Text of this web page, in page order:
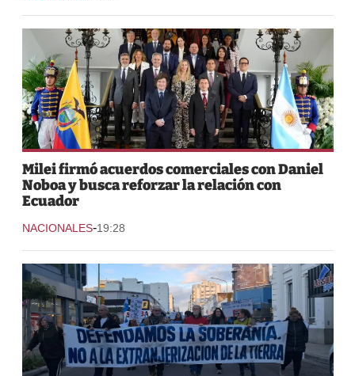
Milei firmó acuerdos comerciales con Daniel
Noboa y busca reforzar la relación con
Ecuador
NACIONALES-19:28